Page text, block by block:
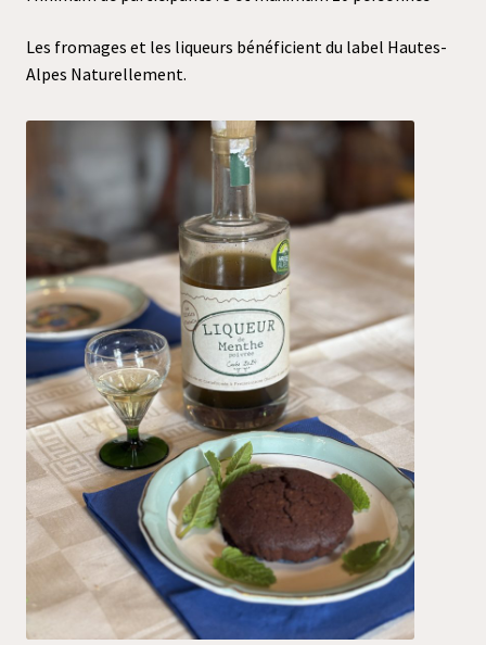
Les fromages et les liqueurs bénéficient du label Hautes-
Alpes Naturellement.